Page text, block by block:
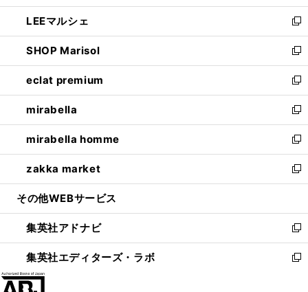
開
く
ウ
で
開
く
ン
ド
ウ
で
開
く
ウ
ィ
ン
ド
ウ
で
開
く
し
い
ウ
ィ
ン
ド
ウ
で
開
く
LEEマルシェ
新
し
い
ウ
ィ
ン
ド
ウ
で
開
く
SHOP Marisol
新
し
い
ウ
ィ
ン
ド
ウ
で
開
eclat premium
新
し
い
ウ
ィ
ン
ド
ウ
開
く
mirabella
新
し
い
ウ
ィ
ン
ウ
で
開
く
mirabella homme
新
し
い
ウ
ン
ド
ウ
で
zakka market
新
し
ウ
ィ
ン
ド
その他WEBサービス
集英社アドナビ
新
し
い
集英社エディターズ・ラボ
新